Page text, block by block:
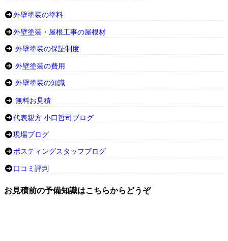
外壁塗装の塗料
外壁塗装・屋根工事の屋根材
外壁塗装の保証制度
外壁塗装の費用
外壁塗装の知識
無料お見積
代表親方 小口哲司ブログ
現場ブログ
ポスティングスタッフブログ
口コミ評判
お見積前の予備知識はこちらからどうぞ